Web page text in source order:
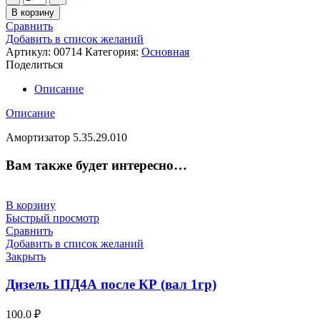
товара
Амортизатор
5.35.29.010
В корзину
Сравнить
Добавить в список желаний
Артикул: 00714 Категория: Основная
Поделиться
Описание
Описание
Амортизатор 5.35.29.010
Вам также будет интересно…
В корзину
Быстрый просмотр
Сравнить
Добавить в список желаний
Закрыть
Дизель 1ПД4А после КР (вал 1гр)
100.0 ₽